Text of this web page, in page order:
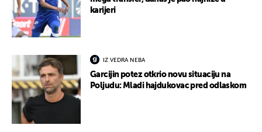
karijeri
IZ VEDRA NEBA
Garcijin potez otkrio novu situaciju na
Poljudu: Mladi hajdukovac pred odlaskom